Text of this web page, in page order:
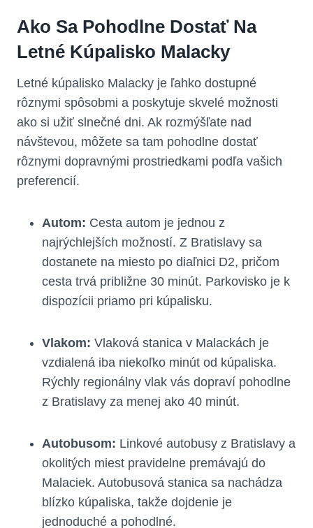
Ako Sa Pohodlne Dostať Na
Letné Kúpalisko Malacky
Letné kúpalisko Malacky je ľahko dostupné
rôznymi spôsobmi a poskytuje skvelé možnosti
ako si užiť slnečné dni. Ak rozmýšľate nad
návštevou, môžete sa tam pohodlne dostať
rôznymi dopravnými prostriedkami podľa vašich
preferencií.
Autom: Cesta autom je jednou z
najrýchlejších možností. Z Bratislavy sa
dostanete na miesto po diaľnici D2, pričom
cesta trvá približne 30 minút. Parkovisko je k
dispozícii priamo pri kúpalisku.
Vlakom: Vlaková stanica v Malackách je
vzdialená iba niekoľko minút od kúpaliska.
Rýchly regionálny vlak vás dopraví pohodlne
z Bratislavy za menej ako 40 minút.
Autobusom: Linkové autobusy z Bratislavy a
okolitých miest pravidelne premávajú do
Malaciek. Autobusová stanica sa nachádza
blízko kúpaliska, takže dojdenie je
jednoduché a pohodlné.